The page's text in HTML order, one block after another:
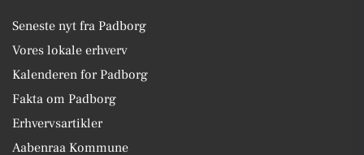
Seneste nyt fra Padborg
Vores lokale erhverv
Kalenderen for Padborg
Fakta om Padborg
Erhvervsartikler
Aabenraa Kommune